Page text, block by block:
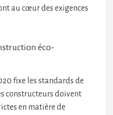
au cœur des exigences
éco-
fixe les standards de
constructeurs doivent
en matière de